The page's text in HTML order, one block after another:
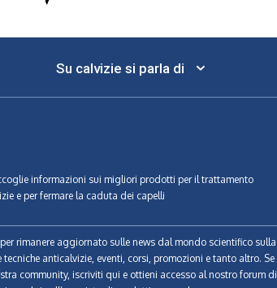
Su calvizie si parla di
informazioni sui migliori prodotti per il trattamento
e per fermare la caduta dei capelli
rimanere aggiornato sulle news dal mondo scientifico sulla
anticalvizie, eventi, corsi, promozioni e tanto altro. Se
community, iscriviti qui e ottieni accesso al nostro forum di